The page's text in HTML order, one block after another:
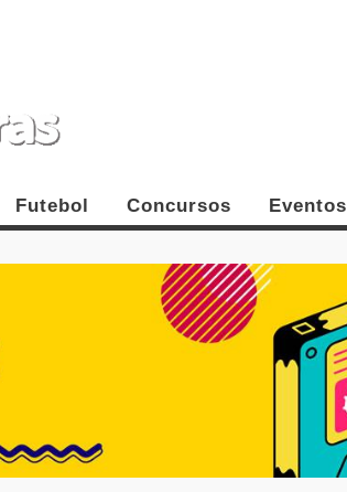
Futebol Concursos Eventos